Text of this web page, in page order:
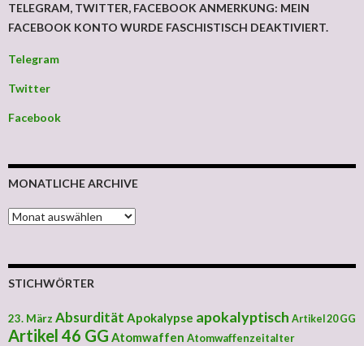
TELEGRAM, TWITTER, FACEBOOK ANMERKUNG: MEIN
FACEBOOK KONTO WURDE FASCHISTISCH DEAKTIVIERT.
Telegram
Twitter
Facebook
MONATLICHE ARCHIVE
MONATLICHE ARCHIVE
STICHWÖRTER
23. März Absurdität Apokalypse apokalyptisch Artikel 20 GG
Artikel 46 GG Atomwaffen Atomwaffenzeitalter